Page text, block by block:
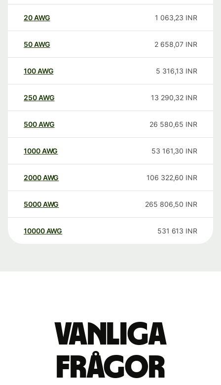
20AWG 1 063,23 INR
50AWG 2 658,07 INR
100AWG 5 316,13 INR
250AWG 13 290,32 INR
500AWG 26 580,65 INR
1000AWG 53 161,30 INR
2000AWG 106 322,60 INR
5000AWG 265 806,50 INR
10000 AWG 531 613 INR
Vanliga
frågor